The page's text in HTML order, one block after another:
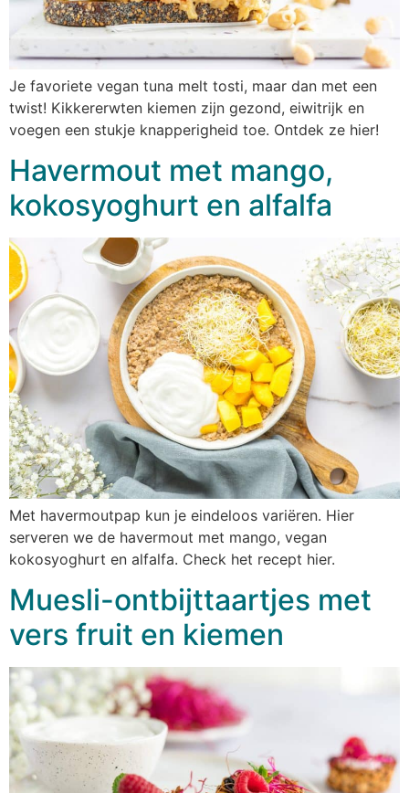
Je favoriete vegan tuna melt tosti, maar dan met een
twist! Kikkererwten kiemen zijn gezond, eiwitrijk en
voegen een stukje knapperigheid toe. Ontdek ze hier!
Havermout met mango,
kokosyoghurt en alfalfa
Met havermoutpap kun je eindeloos variëren. Hier
serveren we de havermout met mango, vegan
kokosyoghurt en alfalfa. Check het recept hier.
Muesli-ontbijttaartjes met
vers fruit en kiemen